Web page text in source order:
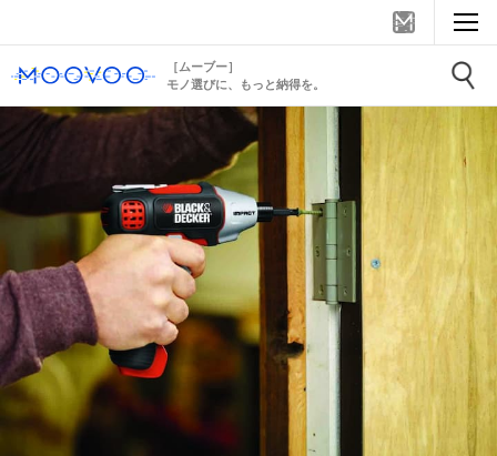
［ムーブー］
モノ選びに、もっと納得を。